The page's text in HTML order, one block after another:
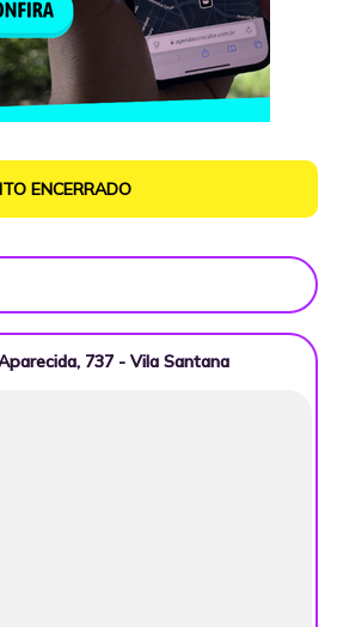
ENCERRADO
737 - Vila Santana